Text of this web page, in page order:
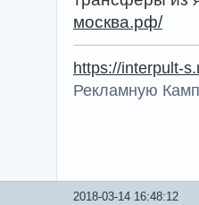
москва.рф/
https://interpult-
Рекламную
2018-03-14 16:48:12